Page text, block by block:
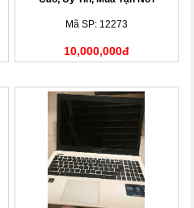
Mã SP: 12273
10,000,000đ